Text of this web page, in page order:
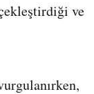
ve